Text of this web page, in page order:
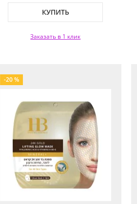
КУПИТЬ
Заказать в 1 клик
-20 %